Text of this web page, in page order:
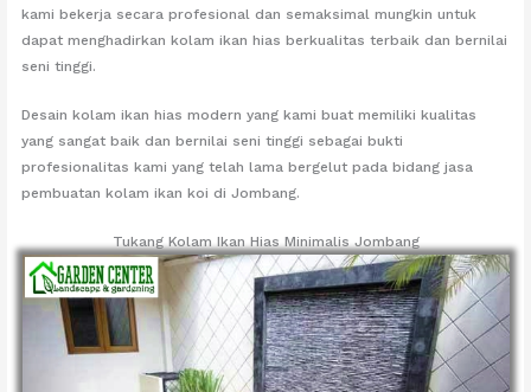
kami bekerja secara profesional dan semaksimal mungkin untuk
dapat menghadirkan kolam ikan hias berkualitas terbaik dan bernilai
seni tinggi.
Desain kolam ikan hias modern yang kami buat memiliki kualitas
yang sangat baik dan bernilai seni tinggi sebagai bukti
profesionalitas kami yang telah lama bergelut pada bidang jasa
pembuatan kolam ikan koi di Jombang.
Tukang Kolam Ikan Hias Minimalis Jombang